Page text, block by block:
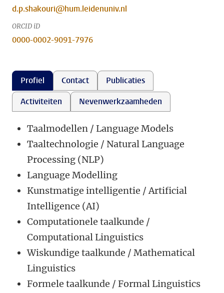
d.p.shakouri@hum.leidenuniv.nl
ORCID iD
0000-0002-9091-7976
Profiel Contact
Publicaties
Activiteiten
Nevenwerkzaamheden
Taalmodellen / Language Models
Taaltechnologie / Natural Language
Processing (NLP)
Language Modelling
Kunstmatige intelligentie / Artificial
Intelligence (AI)
Computationele taalkunde /
Computational Linguistics
Wiskundige taalkunde / Mathematical
Linguistics
Formele taalkunde / Formal Linguistics